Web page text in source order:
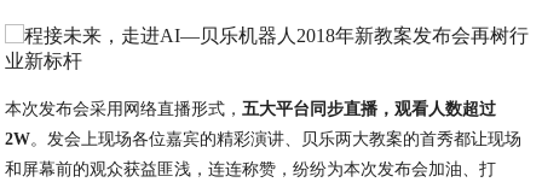
本次发布会采用网络直播形式，五大平台同步直播，观看人数超过
2W。发会上现场各位嘉宾的精彩演讲、贝乐两大教案的首秀都让现场
和屏幕前的观众获益匪浅，连连称赞，纷纷为本次发布会加油、打